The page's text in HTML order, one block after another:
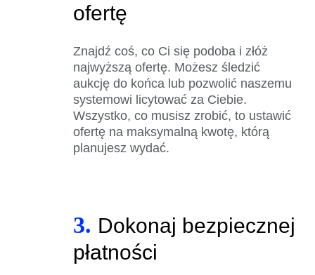
ofertę
Znajdź coś, co Ci się podoba i złóż
najwyższą ofertę. Możesz śledzić
aukcję do końca lub pozwolić naszemu
systemowi licytować za Ciebie.
Wszystko, co musisz zrobić, to ustawić
ofertę na maksymalną kwotę, którą
planujesz wydać.
3. Dokonaj bezpiecznej
płatności